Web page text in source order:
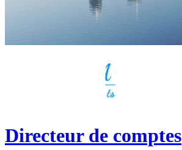
Directeur de comptes